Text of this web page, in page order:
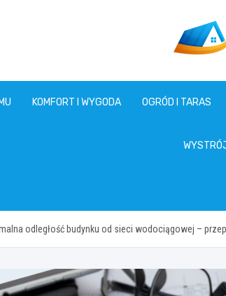
KOMFORT I WYGODA OGRÓD I TARAS
odległość budynku od sieci wodociągowej –